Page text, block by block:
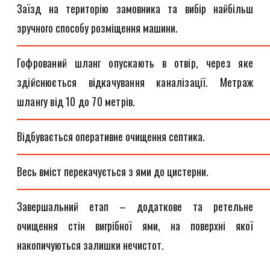
Заїзд на територію замовника та вибір найбільш
зручного способу розміщення машини.
Гофрований шланг опускають в отвір, через яке
здійснюється відкачування каналізації. Метраж
шлангу від 10 до 70 метрів.
Відбувається оперативне очищення септика.
Весь вміст перекачується з ями до цистерни.
Завершальний етап – додаткове та ретельне
очищення стін вигрібної ями, на поверхні якої
накопичуються залишки нечистот.